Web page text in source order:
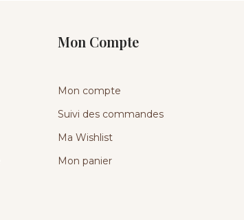
Mon Compte
Mon compte
Suivi des commandes
Ma Wishlist
Mon panier